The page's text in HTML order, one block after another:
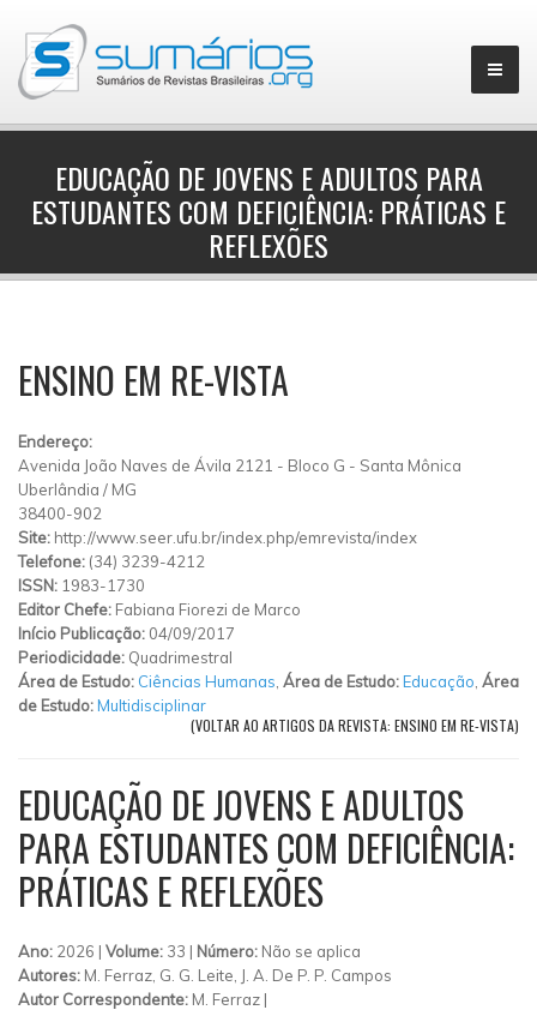
▼
EDUCAÇÃO DE JOVENS E ADULTOS PARA
ESTUDANTES COM DEFICIÊNCIA: PRÁTICAS E
REFLEXÕES
ENSINO EM RE-VISTA
Endereço:
Avenida João Naves de Ávila 2121 - Bloco G - Santa Mônica
Uberlândia / MG
38400-902
Site: http://www.seer.ufu.br/index.php/emrevista/index
Telefone: (34) 3239-4212
ISSN: 1983-1730
Editor Chefe: Fabiana Fiorezi de Marco
Início Publicação: 04/09/2017
Periodicidade: Quadrimestral
Área de Estudo: Ciências Humanas Área de Estudo:Educação Área
de Estudo:Multidisciplinar
(VOLTAR AO ARTIGOS DA REVISTA: ENSINO EM RE-VISTA)
EDUCAÇÃO DE JOVENS E ADULTOS
PARA ESTUDANTES COM DEFICIÊNCIA:
PRÁTICAS E REFLEXÕES
Ano: 2026 | Volume: 33 | Número: Não se aplica
Autores: M. Ferraz, G. G. Leite, J. A. De P. P. Campos
Autor Correspondente: M. Ferraz |